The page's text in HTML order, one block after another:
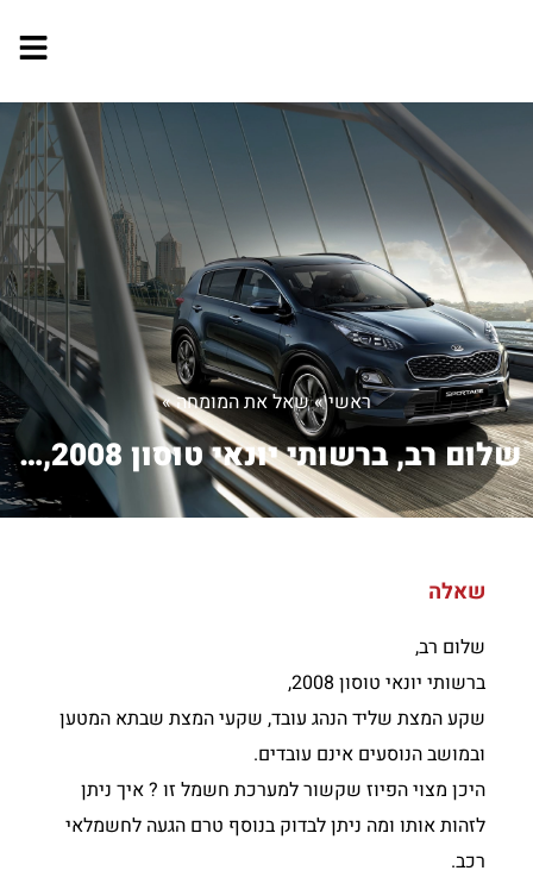
ראשי»שאל את המומחה»
שלום רב, ברשותי יונאי טוסון 2008, ...
שאלה
שלום רב,
ברשותי יונאי טוסון 2008,
שקע המצת שליד הנהג עובד, שקעי המצת שבתא המטען
ובמושב הנוסעים אינם עובדים.
היכן מצוי הפיוז שקשור למערכת חשמל זו ? איך ניתן
לזהות אותו ומה ניתן לבדוק בנוסף טרם הגעה לחשמלאי
רכב.